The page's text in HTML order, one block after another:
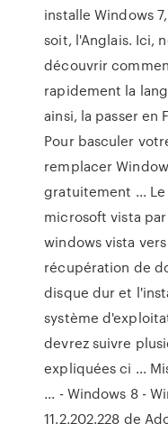
installe Windows
soit, l'Anglais. Ici,
découvrir
rapidement la
ainsi, la passer en
Pour basculer
remplacer
gratuitement ...
microsoft vista
windows vista
récupération de
disque dur et
système
devrez suivre
expliquées ci …
... - Windows 8 -
11.2.202.228 de